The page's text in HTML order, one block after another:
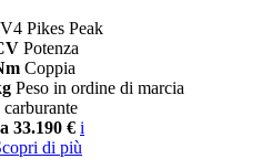
Pikes Peak
Potenza
Coppia
Peso in ordine di marcia
carburante
33.190 € i
di più